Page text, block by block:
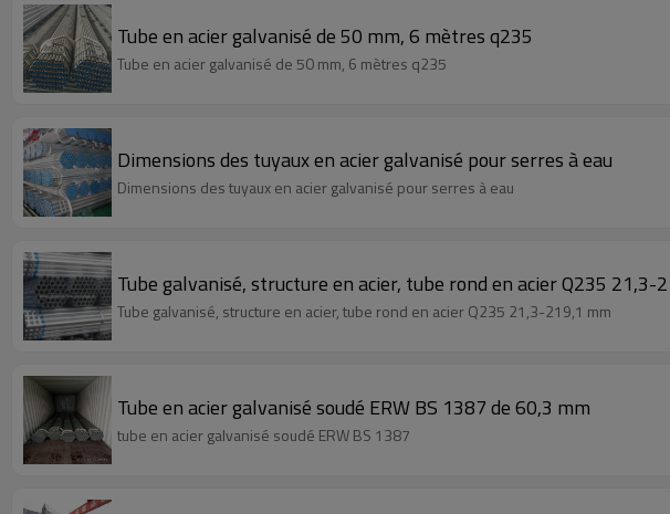
Tube en acier galvanisé de 50 mm, 6 mètres q235
Tube en acier galvanisé de 50 mm, 6 mètres q235
Dimensions des tuyaux en acier galvanisé pour serres à eau
Dimensions des tuyaux en acier galvanisé pour serres à eau
Tube galvanisé, structure en acier, tube rond en acier Q235 21,3-
Tube galvanisé, structure en acier, tube rond en acier Q235 21,3-219,1 mm
Tube en acier galvanisé soudé ERW BS 1387 de 60,3 mm
tube en acier galvanisé soudé ERW BS 1387